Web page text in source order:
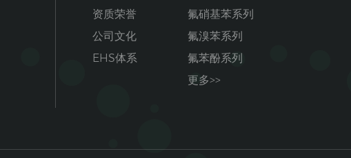
资质荣誉
公司文化
EHS体系
氟硝基苯系列
氟溴苯系列
氟苯酚系列
更多>>